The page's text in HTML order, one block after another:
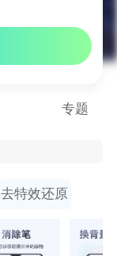
专题
去特效还原